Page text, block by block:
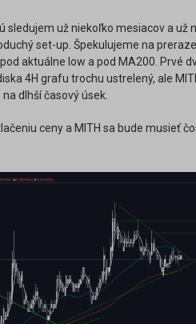
sledujem už niekoľko mesiacov a už
set-up. Špekulujeme na
aktuálne low a pod MA200. Prvé
4H grafu trochu ustrelený, ale
dlhší časový úsek.
ceny a MITH sa bude musieť